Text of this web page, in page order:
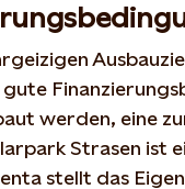
werden, eine
Strasen ist
stellt das